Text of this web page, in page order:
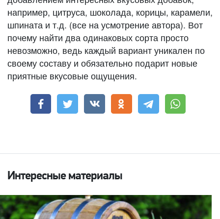
например, цитруса, шоколада, корицы, карамели,
шпината и т.д. (все на усмотрение автора). Вот
почему найти два одинаковых сорта просто
невозможно, ведь каждый вариант уникален по
своему составу и обязательно подарит новые
приятные вкусовые ощущения.
Интересные материалы